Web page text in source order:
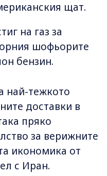
щат.
на газ за
шофьорите
бензин.
най-тежкото
доставки в
пряко
за верижните
икономика от
с Иран.